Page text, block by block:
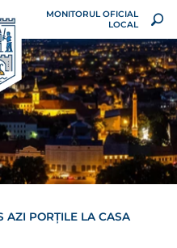
MONITORUL OFICIAL
LOCAL
AZI PORȚILE LA CASA